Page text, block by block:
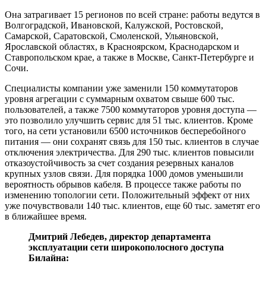
Она затрагивает 15 регионов по всей стране: работы ведутся в
Волгоградской, Ивановской, Калужской, Ростовской,
Самарской, Саратовской, Смоленской, Ульяновской,
Ярославской областях, в Красноярском, Краснодарском и
Ставропольском крае, а также в Москве, Санкт-Петербурге и
Сочи.
Специалисты компании уже заменили 150 коммутаторов
уровня агрегации с суммарным охватом свыше 600 тыс.
пользователей, а также 7500 коммутаторов уровня доступа —
это позволило улучшить сервис для 51 тыс. клиентов. Кроме
того, на сети установили 6500 источников бесперебойного
питания — они сохранят связь для 150 тыс. клиентов в случае
отключения электричества. Для 290 тыс. клиентов повысили
отказоустойчивость за счет создания резервных каналов
крупных узлов связи. Для порядка 1000 домов уменьшили
вероятность обрывов кабеля. В процессе также работы по
изменению топологии сети. Положительный эффект от них
уже почувствовали 140 тыс. клиентов, еще 60 тыс. заметят его
в ближайшее время.
Дмитрий Лебедев, директор департамента
эксплуатации сети широкополосного доступа
Билайна: